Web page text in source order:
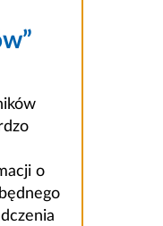
o